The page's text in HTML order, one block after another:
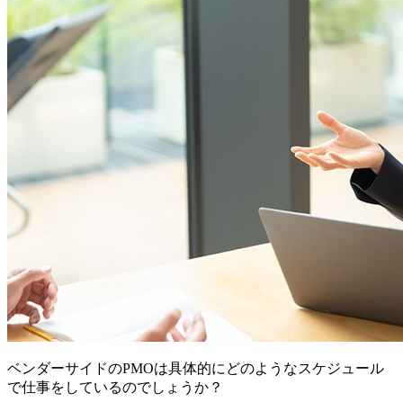
ベンダーサイドのPMOは具体的にどのようなスケジュール
で仕事をしているのでしょうか？